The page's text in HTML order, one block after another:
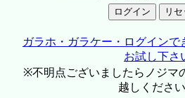
ガラホ・ガラケー・ログインで
お試し下さ
※不明点ございましたらノジマ
越しください